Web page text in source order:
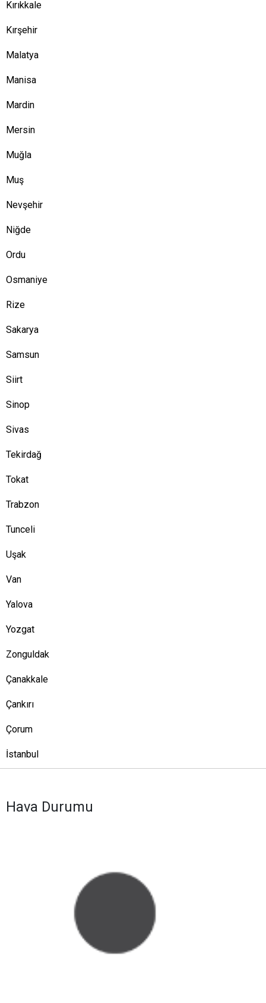
Kırıkkale
Kırşehir
Malatya
Manisa
Mardin
Mersin
Muğla
Muş
Nevşehir
Niğde
Ordu
Osmaniye
Rize
Sakarya
Samsun
Siirt
Sinop
Sivas
Tekirdağ
Tokat
Trabzon
Tunceli
Uşak
Van
Yalova
Yozgat
Zonguldak
Çanakkale
Çankırı
Çorum
İstanbul
Hava Durumu